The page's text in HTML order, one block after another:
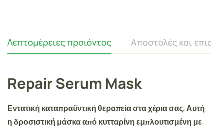
Λεπτομέρειες προιόντος Αποστολές και
Repair Serum Mask
Εντατική καταπραϋντική θεραπεία στα χέρια σας. Αυτή
η δροσιστική μάσκα από κυτταρίνη εμπλουτισμένη με